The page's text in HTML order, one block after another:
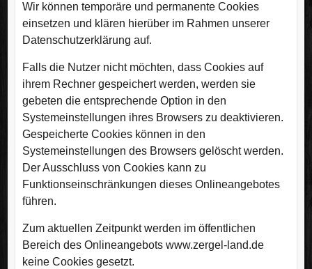
Wir können temporäre und permanente Cookies
einsetzen und klären hierüber im Rahmen unserer
Datenschutzerklärung auf.
Falls die Nutzer nicht möchten, dass Cookies auf
ihrem Rechner gespeichert werden, werden sie
gebeten die entsprechende Option in den
Systemeinstellungen ihres Browsers zu deaktivieren.
Gespeicherte Cookies können in den
Systemeinstellungen des Browsers gelöscht werden.
Der Ausschluss von Cookies kann zu
Funktionseinschränkungen dieses Onlineangebotes
führen.
Zum aktuellen Zeitpunkt werden im öffentlichen
Bereich des Onlineangebots www.zergel-land.de
keine Cookies gesetzt.